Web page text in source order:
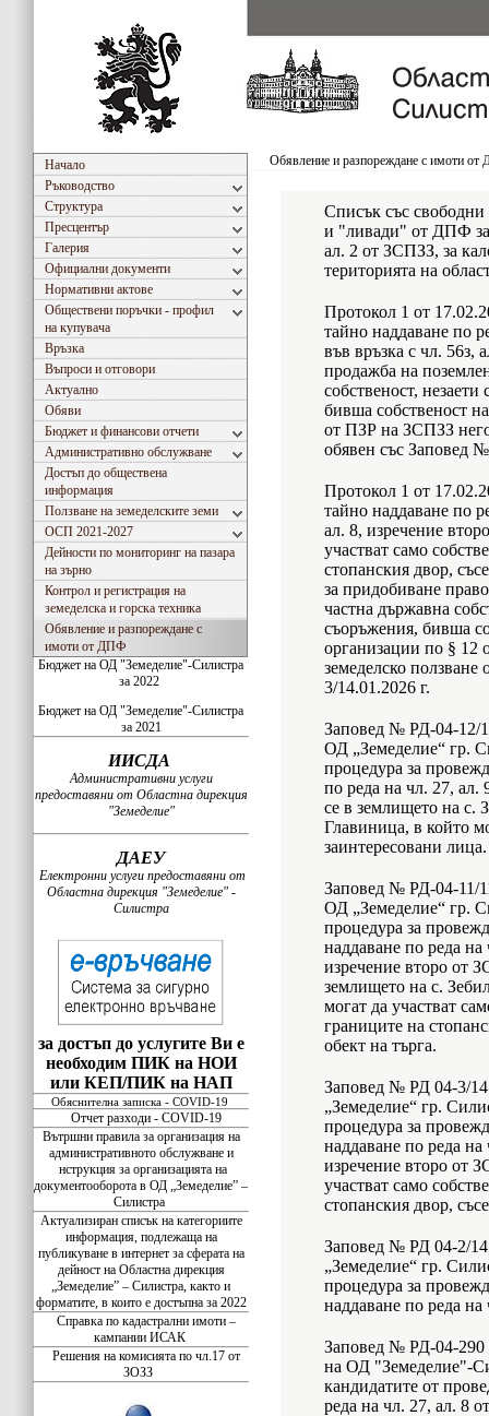
Начало
Ръководство
Структура
Пресцентър
Галерия
Официални документи
Нормативни актове
Обществени поръчки - профил
на купувача
Връзка
Въпроси и отговори
Актуално
Обяви
Бюджет и финансови отчети
Административно обслужване
Достъп до обществена
информация
Ползване на земеделските земи
ОСП 2021-2027
Дейности по мониторинг на пазара
на зърно
Контрол и регистрация на
земеделска и горска техника
Обявление и разпореждане с
имоти от ДПФ
Бюджет на ОД "Земеделие"-Силистра
за 2022
Бюджет на ОД "Земеделие"-Силистра
за 2021
ИИСДА
Административни услуги
предоставяни от Областна дирекция
"Земеделие"
ДАЕУ
Електронни услуги предоставяни от
Областна дирекция "Земеделие" -
Силистра
за достъп до услугите Ви е
необходим ПИК на НОИ
или КЕП/ПИК на НАП
Обяснителна записка - COVID-19
Отчет разходи - COVID-19
Вътршни правила за организация на
административното обслужване и
нструкция за организацията на
документооборота в ОД „Земеделие” –
Силистра
Актуализиран списък на категориите
информация, подлежаща на
публикуване в интернет за сферата на
дейност на Областна дирекция
„Земеделие” – Силистра, както и
форматите, в които е достъпна за 2022
Справка по кадастрални имоти –
кампании ИСАК
Решения на комисията по чл.17 от
ЗОЗЗ
Обявление и разпореждане с имоти
Списък със
и "ливади" от ДПФ за
ал. 2 от ЗСПЗЗ, за
територията на
Протокол 1 от
тайно наддаване по
във връзка с чл.
продажба на
собственост,
бивша собственост
от ПЗР на ЗСПЗЗ
обявен със Заповед
Протокол 1 от
тайно наддаване по
ал. 8, изречение
участват само
стопанския двор,
за придобиване
частна държавна
съоръжения, бивша
организации по § 12
земеделско
3/14.01.2026 г.
Заповед № РД-04-12/
ОД „Земеделие“ гр.
процедура за
по реда на чл. 27,
се в землището на с.
Главиница, в който
заинтересовани лица.
Заповед № РД-04-11/
ОД „Земеделие“ гр.
процедура за
наддаване по реда на
изречение второ от
землището на с.
могат да участват
границите на
обект на търга.
Заповед № РД 04-3/
„Земеделие“ гр.
процедура за
наддаване по реда на
изречение второ от
участват само
стопанския двор,
Заповед № РД 04-2/
„Земеделие“ гр.
процедура за
наддаване по реда
Заповед № РД-04-290
на ОД "Земеделие"-
кандидатите от
реда на чл. 27, ал. 8